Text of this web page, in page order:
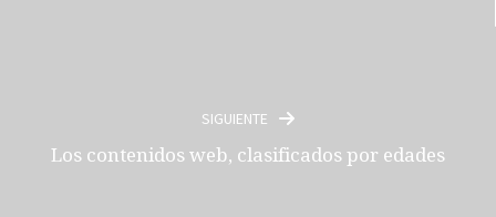
SIGUIENTE
Los contenidos web, clasificados por edades